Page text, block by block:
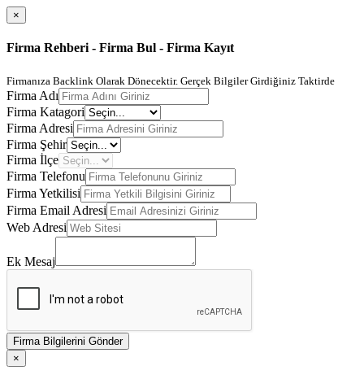
×
Firma Rehberi - Firma Bul - Firma Kayıt
Firmanıza Backlink Olarak Dönecektir. Gerçek Bilgiler Girdiğiniz Taktirde
Firma Adı
Firma Katagori
Firma Adresi
Firma Şehir
Firma İlçe
Firma Telefonu
Firma Yetkilisi
Firma Email Adresi
Web Adresi
Ek Mesaj
Firma Bilgilerini Gönder
×